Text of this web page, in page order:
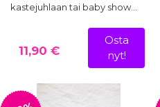
kastejuhlaan tai baby show…
11,90 €
Osta
nyt!